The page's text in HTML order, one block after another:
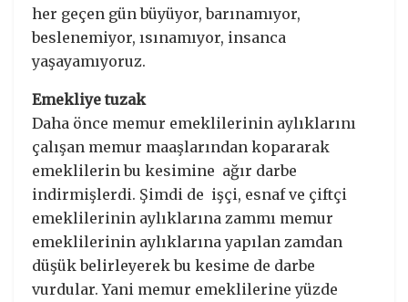
her geçen gün büyüyor, barınamıyor,
beslenemiyor, ısınamıyor, insanca
yaşayamıyoruz.
Emekliye tuzak
Daha önce memur emeklilerinin aylıklarını
çalışan memur maaşlarından kopararak
emeklilerin bu kesimine ağır darbe
indirmişlerdi. Şimdi de işçi, esnaf ve çiftçi
emeklilerinin aylıklarına zammı memur
emeklilerinin aylıklarına yapılan zamdan
düşük belirleyerek bu kesime de darbe
vurdular. Yani memur emeklilerine yüzde